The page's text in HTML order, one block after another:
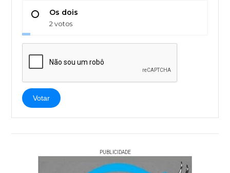
Os dois
2 votos
Votar
PUBLICIDADE